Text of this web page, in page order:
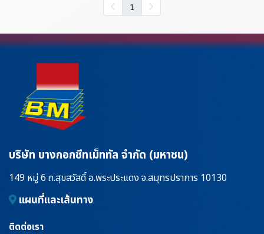
1
บริษัท บางกอกชีทเม็ททัล จำกัด (มหาชน)
149 หมู่ 6 ถ.สุขสวัสดิ์ อ.พระประแดง จ.สมุทรปราการ 10130
แผนที่และเส้นทาง
ติดต่อเรา